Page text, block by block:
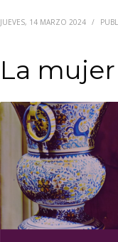
JUEVES, 14 MARZO 2024 /
La